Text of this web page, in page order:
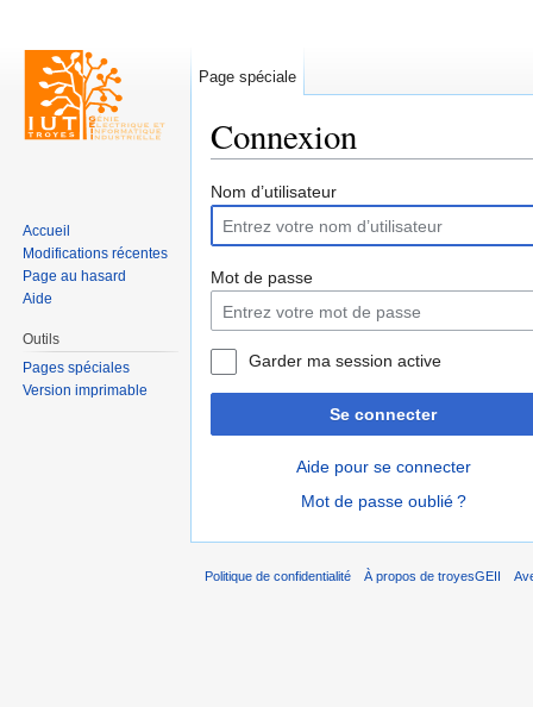
Connexion
Nom d’utilisateur
Mot de passe
Garder ma session active
Se connecter
Aide pour se connecter
Mot de passe oublié ?
Page spéciale
Accueil
Modifications récentes
Page au hasard
Aide
Outils
Pages spéciales
Version imprimable
Politique de confidentialité À propos de troyesGEII